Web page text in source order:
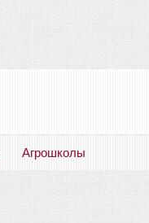
Агрошколы